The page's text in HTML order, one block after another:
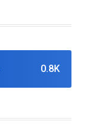
0.8K